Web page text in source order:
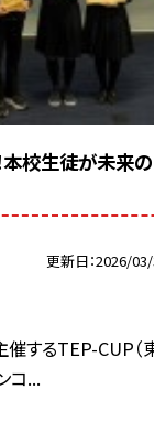
校生徒が未来
更新日 2026/
するTEP-CUP
コ...